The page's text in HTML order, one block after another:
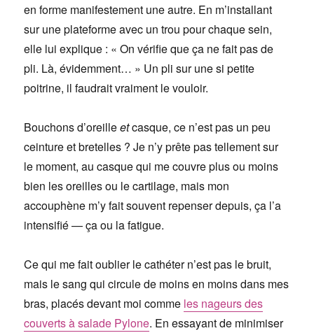
en forme manifestement une autre. En m’installant
sur une plateforme avec un trou pour chaque sein,
elle lui explique : « On vérifie que ça ne fait pas de
pli. Là, évidemment… » Un pli sur une si petite
poitrine, il faudrait vraiment le vouloir.
Bouchons d’oreilleetcasque, ce n’est pas un peu
ceinture et bretelles ? Je n’y prête pas tellement sur
le moment, au casque qui me couvre plus ou moins
bien les oreilles ou le cartilage, mais mon
accouphène m’y fait souvent repenser depuis, ça l’a
intensifié — ça ou la fatigue.
Ce qui me fait oublier le cathéter n’est pas le bruit,
mais le sang qui circule de moins en moins dans mes
bras, placés devant moi comme les nageurs des
couverts à salade Pylone. En essayant de minimiser